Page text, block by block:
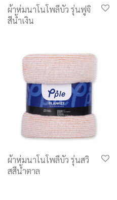
ผ้าห่มนาโนโพลีบัว รุ่นฟูจิ
สีน้ำเงิน
ผ้าห่มนาโนโพลีบัว รุ่นสวิ
สสีน้ำตาล